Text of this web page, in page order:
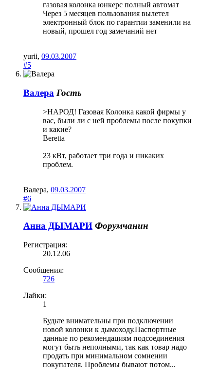
газовая колонка юнкерс полный автомат
Через 5 месяцев пользования вылетел
электронный блок по гарантии заменили на
новый, прошел год замечаний нет
yurii, 09.03.2007
#5
Валера Гость
>НАРОД! Газовая Колонка какой фирмы у
вас, были ли с ней проблемы после покупки
и какие?
Beretta
23 кВт, работает три года и никаких
проблем.
Валера, 09.03.2007
#6
Анна ДЫМАРИ Форумчанин
Регистрация:
20.12.06
Сообщения:
726
Лайки:
1
Будьте внимательны при подключении
новой колонки к дымоходу.Паспортные
данные по рекомендациям подсоединения
могут быть неполными, так как товар надо
продать при минимальном сомнении
покупателя. Проблемы бывают потом...